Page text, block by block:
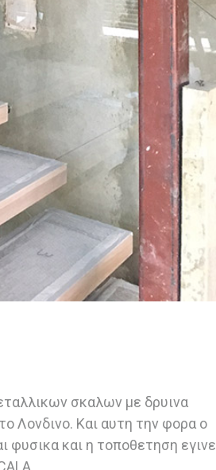
σκαλων με δρυινα
Λονδινο. Και αυτη την φορα ο
φυσικα και η τοποθετηση εγινε